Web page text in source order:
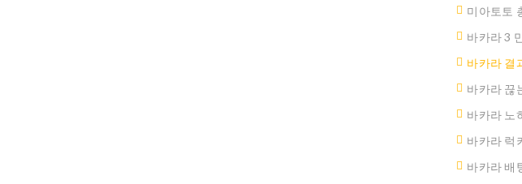
미아토토
바카라 3
바카라 결
바카라 끊
바카라 노
바카라 럭
바카라 배